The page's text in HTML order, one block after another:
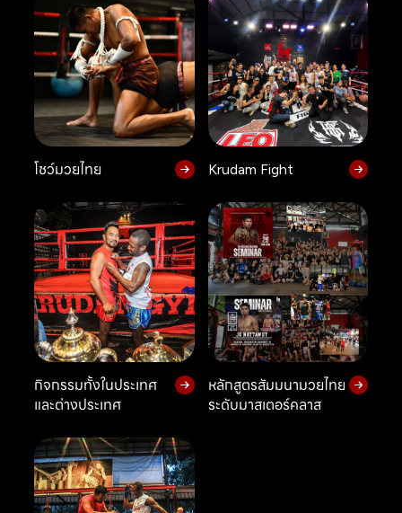
โชว์มวยไทย Krudam Fight
กิจกรรมทั้งในประเทศ
และต่างประเทศ
หลักสูตรสัมมนามวยไทย
ระดับมาสเตอร์คลาส